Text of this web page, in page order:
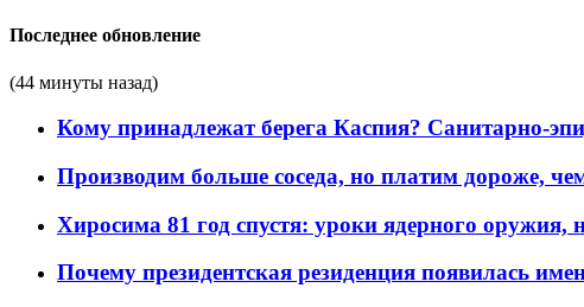
Последнее обновление
(44 минуты назад)
Кому принадлежат берега Каспия? Санитарно-
Производим больше соседа, но платим дороже,
Хиросима 81 год спустя: уроки ядерного оружия,
Почему президентская резиденция появилась